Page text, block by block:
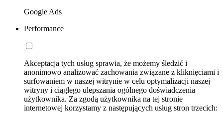
Google Ads
Performance
Akceptacja tych usług sprawia, że możemy śledzić i
anonimowo analizować zachowania związane z kliknięciami i
surfowaniem w naszej witrynie w celu optymalizacji naszej
witryny i ciągłego ulepszania ogólnego doświadczenia
użytkownika. Za zgodą użytkownika na tej stronie
internetowej korzystamy z następujących usług stron trzecich: